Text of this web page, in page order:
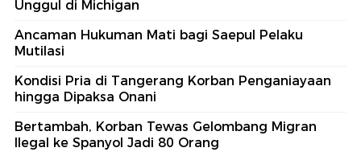
Unggul di Michigan
Ancaman Hukuman Mati bagi Saepul Pelaku
Mutilasi
Kondisi Pria di Tangerang Korban Penganiayaan
hingga Dipaksa Onani
Bertambah, Korban Tewas Gelombang Migran
Ilegal ke Spanyol Jadi 80 Orang